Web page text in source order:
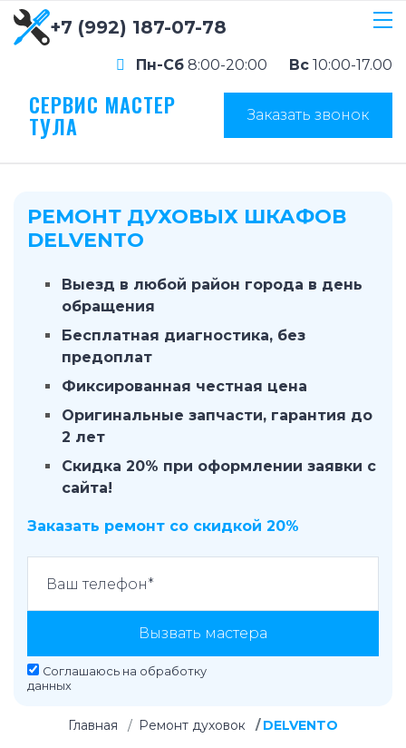
+7 (992) 187-07-78
Пн-Сб 8:00-20:00 Вс 10:00-17.00
СЕРВИС МАСТЕР
ТУЛА Заказать звонок
РЕМОНТ ДУХОВЫХ ШКАФОВ
DELVENTO
Выезд в любой район города в день
обращения
Бесплатная диагностика, без
предоплат
Фиксированная честная цена
Оригинальные запчасти, гарантия до
2 лет
Скидка 20% при оформлении заявки с
сайта!
Заказать ремонт со скидкой 20%
Вызвать мастера
Соглашаюсь на обработку
данных
Главная Ремонт духовок DELVENTO